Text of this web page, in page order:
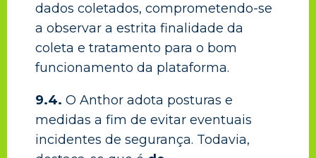
dados coletados, comprometendo-se
a observar a estrita finalidade da
coleta e tratamento para o bom
funcionamento da plataforma.
9.4. O Anthor adota posturas e
medidas a fim de evitar eventuais
incidentes de segurança. Todavia,